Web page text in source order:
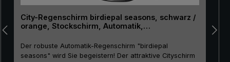
City-Regenschirm birdiepal seasons, schwarz /
orange, Stockschirm, Automatik,
Der robuste Automatik-Regenschirm "birdiepal
seasons" wird Sie begeistern! Der attraktive Cityschirm